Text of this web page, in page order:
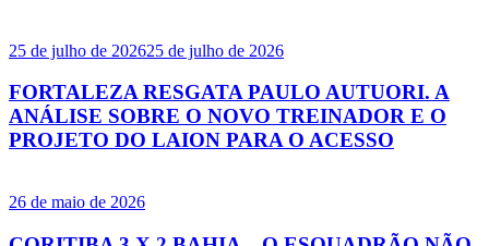
25 de julho de 202625 de julho de 2026
FORTALEZA RESGATA PAULO AUTUORI. A
ANÁLISE SOBRE O NOVO TREINADOR E O
PROJETO DO LAION PARA O ACESSO
26 de maio de 2026